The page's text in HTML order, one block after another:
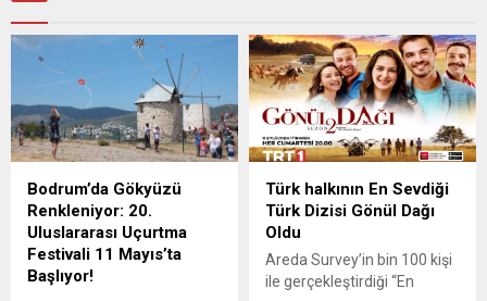
Bodrum’da Gökyüzü
Renkleniyor: 20.
Uluslararası Uçurtma
Festivali 11 Mayıs’ta
Başlıyor!
Türk halkının En Sevdiği
Türk Dizisi Gönül Dağı
Oldu
Areda Survey’in bin 100 kişi
ile gerçekleştirdiği “En